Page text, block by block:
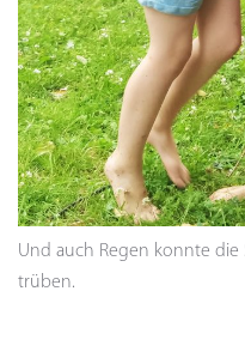
Und auch Regen konnte
trüben.